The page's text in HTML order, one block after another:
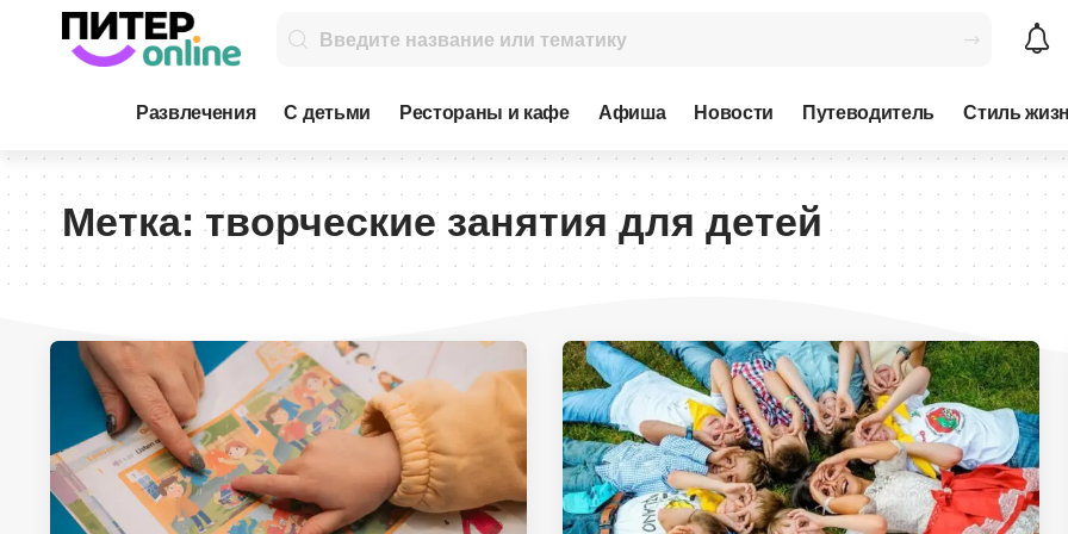
Развлечения С детьми Рестораны и кафе Афиша Новости Путеводитель Стиль
Метка:творческие занятия для детей